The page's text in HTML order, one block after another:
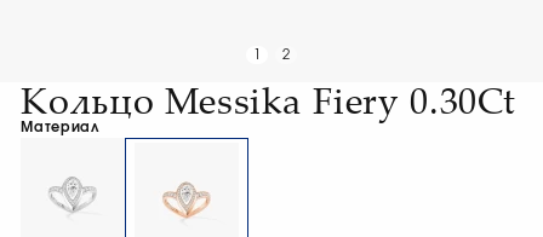
2
Кольцо Messika Fiery 0.30Ct
Материал